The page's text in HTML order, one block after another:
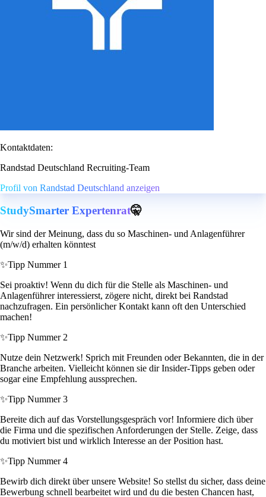
Kontaktdaten:
Randstad Deutschland Recruiting-Team
Profil von Randstad Deutschland anzeigen
StudySmarter Expertenrat🤫
Wir sind der Meinung, dass du so Maschinen- und Anlagenführer
(m/w/d) erhalten könntest
✨Tipp Nummer 1
Sei proaktiv! Wenn du dich für die Stelle als Maschinen- und
Anlagenführer interessierst, zögere nicht, direkt bei Randstad
nachzufragen. Ein persönlicher Kontakt kann oft den Unterschied
machen!
✨Tipp Nummer 2
Nutze dein Netzwerk! Sprich mit Freunden oder Bekannten, die in der
Branche arbeiten. Vielleicht können sie dir Insider-Tipps geben oder
sogar eine Empfehlung aussprechen.
✨Tipp Nummer 3
Bereite dich auf das Vorstellungsgespräch vor! Informiere dich über
die Firma und die spezifischen Anforderungen der Stelle. Zeige, dass
du motiviert bist und wirklich Interesse an der Position hast.
✨Tipp Nummer 4
Bewirb dich direkt über unsere Website! So stellst du sicher, dass deine
Bewerbung schnell bearbeitet wird und du die besten Chancen hast,